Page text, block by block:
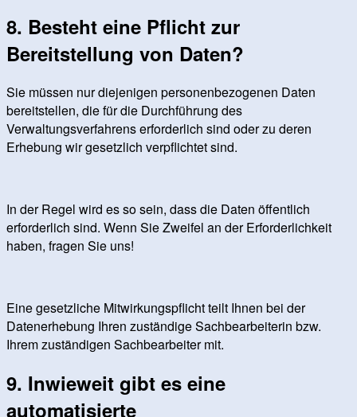
8. Besteht eine Pflicht zur
Bereitstellung von Daten?
Sie müssen nur diejenigen personenbezogenen Daten
bereitstellen, die für die Durchführung des
Verwaltungsverfahrens erforderlich sind oder zu deren
Erhebung wir gesetzlich verpflichtet sind.
In der Regel wird es so sein, dass die Daten öffentlich
erforderlich sind. Wenn Sie Zweifel an der Erforderlichkeit
haben, fragen Sie uns!
Eine gesetzliche Mitwirkungspflicht teilt Ihnen bei der
Datenerhebung Ihren zuständige Sachbearbeiterin bzw.
Ihrem zuständigen Sachbearbeiter mit.
9. Inwieweit gibt es eine
automatisierte